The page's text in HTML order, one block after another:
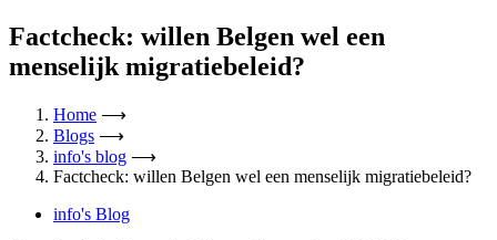
Factcheck: willen Belgen wel een
menselijk migratiebeleid?
Home ⟶
Blogs ⟶
info's blog ⟶
Factcheck: willen Belgen wel een menselijk migratiebeleid?
info's Blog